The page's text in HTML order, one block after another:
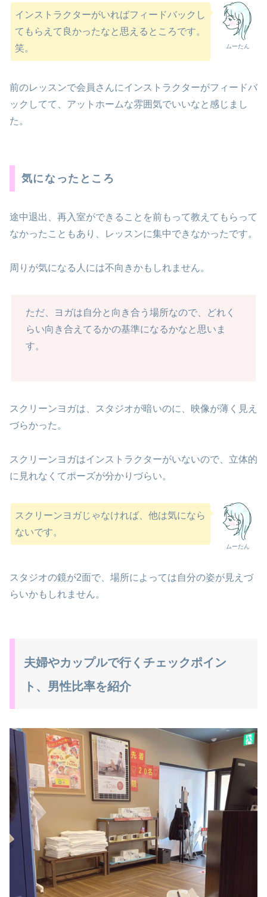
ムーたん
インストラクターがいればフィードバックし
てもらえて良かったなと思えるところです。
笑。
前のレッスンで会員さんにインストラクターがフィードバ
ックしてて、アットホームな雰囲気でいいなと感じまし
た。
気になったところ
途中退出、再入室ができることを前もって教えてもらって
なかったこともあり、レッスンに集中できなかったです。
周りが気になる人には不向きかもしれません。
ただ、ヨガは自分と向き合う場所なので、どれく
らい向き合えてるかの基準になるかなと思いま
す。
スクリーンヨガは、スタジオが暗いのに、映像が薄く見え
づらかった。
スクリーンヨガはインストラクターがいないので、立体的
に見れなくてポーズが分かりづらい。
ムーたん
スクリーンヨガじゃなければ、他は気になら
ないです。
スタジオの鏡が2面で、場所によっては自分の姿が見えづ
らいかもしれません。
夫婦やカップルで行くチェックポイン
ト、男性比率を紹介